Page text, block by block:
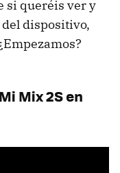
si queréis ver y
dispositivo,
Mix 2S en